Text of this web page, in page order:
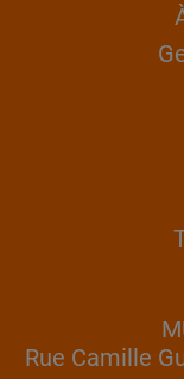
Rue Camille